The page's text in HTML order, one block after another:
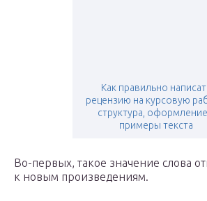
Как правильно
рецензию на курсовую
структура,
примеры текста
Во-первых, такое значение слова
к новым произведениям.